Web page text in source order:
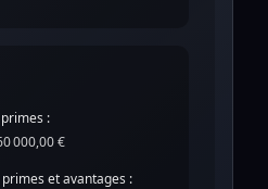
:
000,00 €
et avantages :